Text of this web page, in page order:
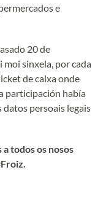
e
20 de
sinxela, por cada
de caixa onde
participación había
datos persoais legais
a todos os nosos